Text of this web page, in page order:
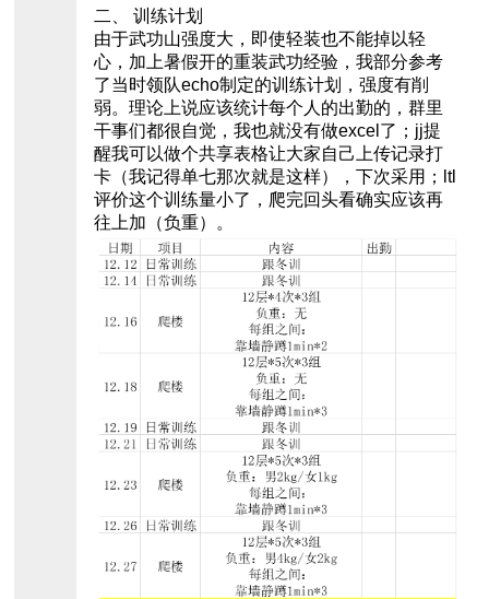
二、 训练计划
由于武功山强度大，即使轻装也不能掉以轻
心，加上暑假开的重装武功经验，我部分参考
了当时领队echo制定的训练计划，强度有削
弱。理论上说应该统计每个人的出勤的，群里
干事们都很自觉，我也就没有做excel了；jj提
醒我可以做个共享表格让大家自己上传记录打
卡（我记得单七那次就是这样），下次采用；ltl
评价这个训练量小了，爬完回头看确实应该再
往上加（负重）。